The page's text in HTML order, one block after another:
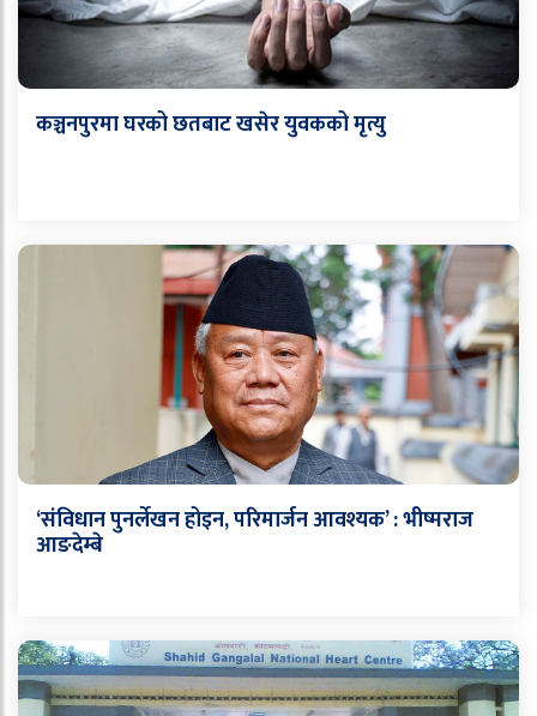
कञ्चनपुरमा घरको छतबाट खसेर युवकको मृत्यु
‘संविधान पुनर्लेखन होइन, परिमार्जन आवश्यक’ : भीष्मराज
आङदेम्बे